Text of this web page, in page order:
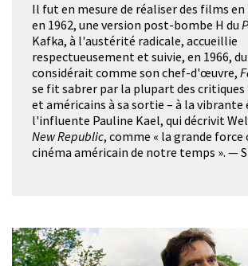
Il fut en mesure de réaliser des films
en 1962, une version post-bombe H du
Kafka, à l'austérité radicale, accueillie
respectueusement et suivie, en 1966,
considérait comme son chef-d'œuvre,
se fit sabrer par la plupart des
et américains à sa sortie – à la vibrante
l'influente Pauline Kael, qui décrivit
New Republic, comme « la grande force
cinéma américain de notre temps ». —